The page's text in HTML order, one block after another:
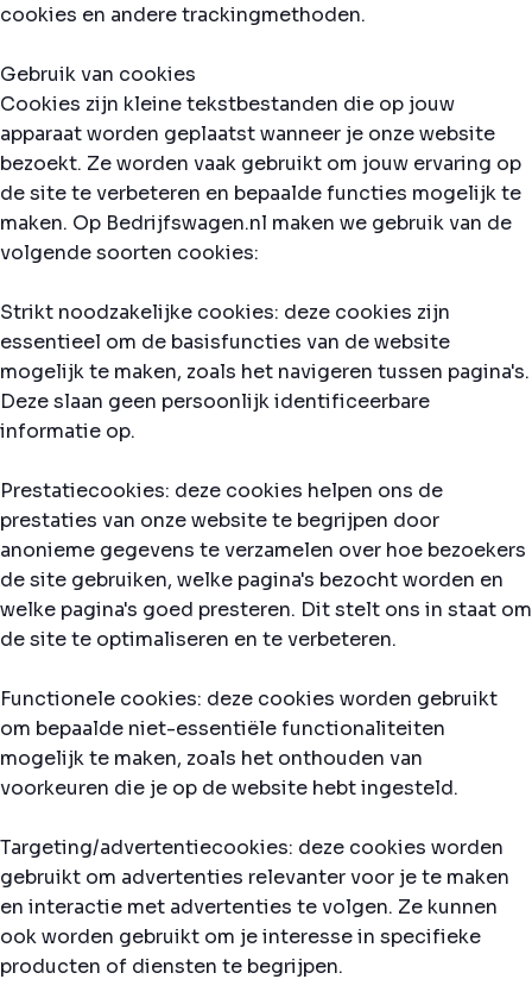
cookies en andere trackingmethoden.
Gebruik van cookies
Cookies zijn kleine tekstbestanden die op jouw
apparaat worden geplaatst wanneer je onze website
bezoekt. Ze worden vaak gebruikt om jouw ervaring op
de site te verbeteren en bepaalde functies mogelijk te
maken. Op Bedrijfswagen.nl maken we gebruik van de
volgende soorten cookies:
Strikt noodzakelijke cookies: deze cookies zijn
essentieel om de basisfuncties van de website
mogelijk te maken, zoals het navigeren tussen pagina's.
Deze slaan geen persoonlijk identificeerbare
informatie op.
Prestatiecookies: deze cookies helpen ons de
prestaties van onze website te begrijpen door
anonieme gegevens te verzamelen over hoe bezoekers
de site gebruiken, welke pagina's bezocht worden en
welke pagina's goed presteren. Dit stelt ons in staat om
de site te optimaliseren en te verbeteren.
Functionele cookies: deze cookies worden gebruikt
om bepaalde niet-essentiële functionaliteiten
mogelijk te maken, zoals het onthouden van
voorkeuren die je op de website hebt ingesteld.
Targeting/advertentiecookies: deze cookies worden
gebruikt om advertenties relevanter voor je te maken
en interactie met advertenties te volgen. Ze kunnen
ook worden gebruikt om je interesse in specifieke
producten of diensten te begrijpen.